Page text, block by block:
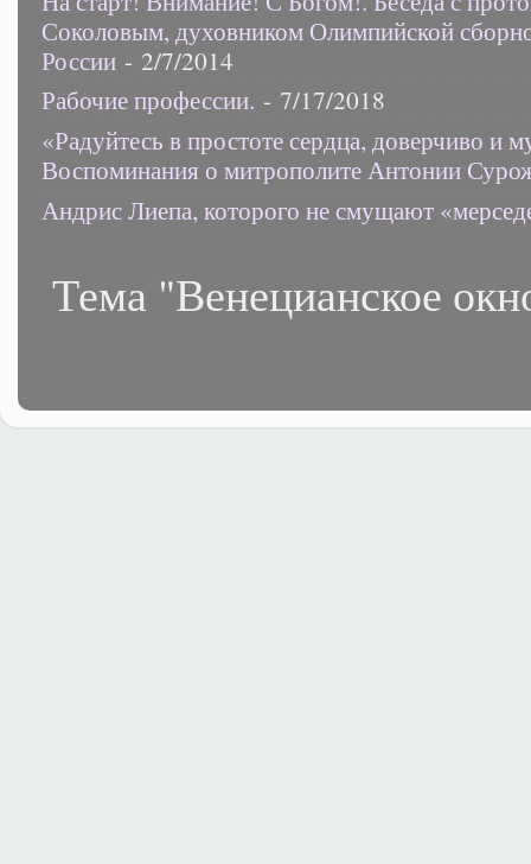
Соколовым, духовником Олимпийской
России - 2/7/2014
Рабочие профессии. - 7/17/2018
«Радуйтесь в простоте сердца, доверчиво и
Воспоминания о митрополите Антонии
Андрис Лиепа, которого не смущают
Тема "Венецианское